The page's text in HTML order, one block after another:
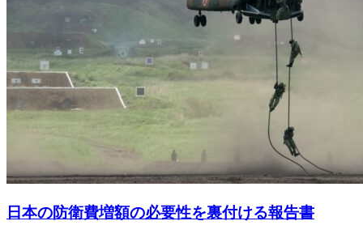
日本の防衛費増額の必要性を裏付ける報告書